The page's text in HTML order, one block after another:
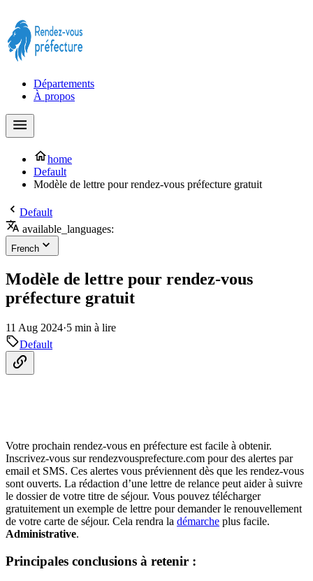
Départements
À propos
home
Default
Modèle de lettre pour rendez-vous préfecture gratuit
Default
available_languages:
French
Modèle de lettre pour rendez-vous
préfecture gratuit
11 Aug 2024·5 min à lire
Default
Votre prochain rendez-vous en préfecture est facile à obtenir.
Inscrivez-vous sur rendezvousprefecture.com pour des alertes par
email et SMS. Ces alertes vous préviennent dès que les rendez-vous
sont ouverts. La rédaction d’une lettre de relance peut aider à suivre
le dossier de votre titre de séjour. Vous pouvez télécharger
gratuitement un exemple de lettre pour demander le renouvellement
de votre carte de séjour. Cela rendra la démarche plus facile.
Administrative.
Principales conclusions à retenir :